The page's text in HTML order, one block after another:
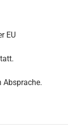
EU
Absprache.